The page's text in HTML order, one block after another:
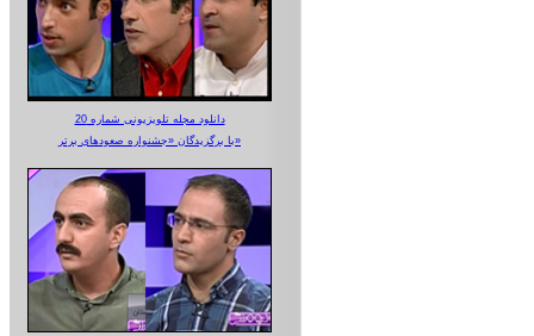
دانلود مجله تلویزیونی شماره 20
با برگزیدگان «جشنواره صعودهای برتر»